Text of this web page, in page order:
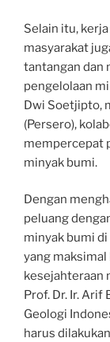
Selain itu,
masyarakat
tantangan dan
pengelolaan
Dwi Soetjipto,
(Persero),
mempercepat
minyak bumi.
Dengan
peluang
minyak bumi
yang maksimal
kesejahteraan
Prof. Dr. Ir. Arif
Geologi
harus